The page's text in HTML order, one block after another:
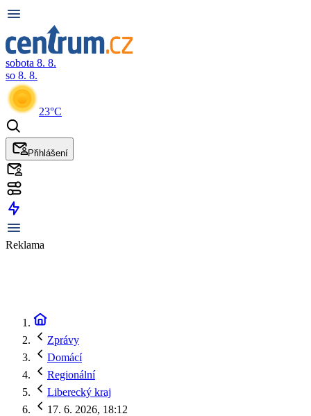
sobota 8. 8.
so 8. 8.
23°C
Přihlášení
Reklama
Zprávy
Domácí
Regionální
Liberecký kraj
17. 6. 2026, 18:12